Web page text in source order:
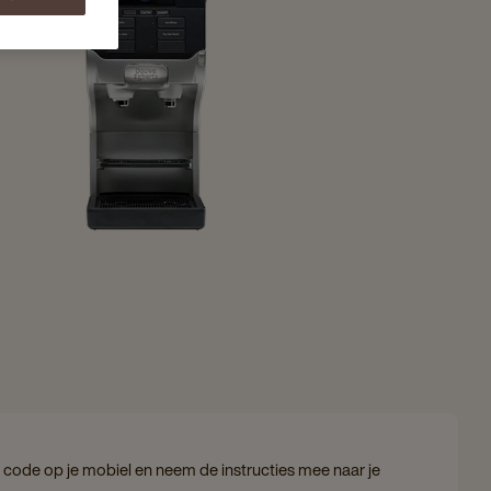
code op je mobiel en neem de instructies mee naar je